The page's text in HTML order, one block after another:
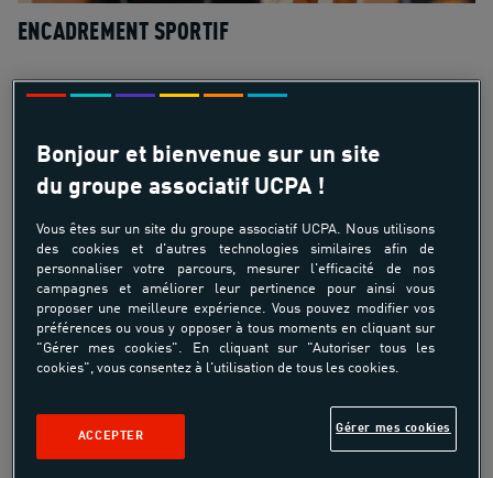
ENCADREMENT SPORTIF
Bonjour et bienvenue sur un site
du groupe associatif UCPA !
Vous êtes sur un site du groupe associatif UCPA. Nous utilisons
des cookies et d'autres technologies similaires afin de
personnaliser votre parcours, mesurer l'efficacité de nos
campagnes et améliorer leur pertinence pour ainsi vous
proposer une meilleure expérience. Vous pouvez modifier vos
préférences ou vous y opposer à tous moments en cliquant sur
"Gérer mes cookies". En cliquant sur "Autoriser tous les
cookies", vous consentez à l'utilisation de tous les cookies.
Gérer mes cookies
ACCEPTER